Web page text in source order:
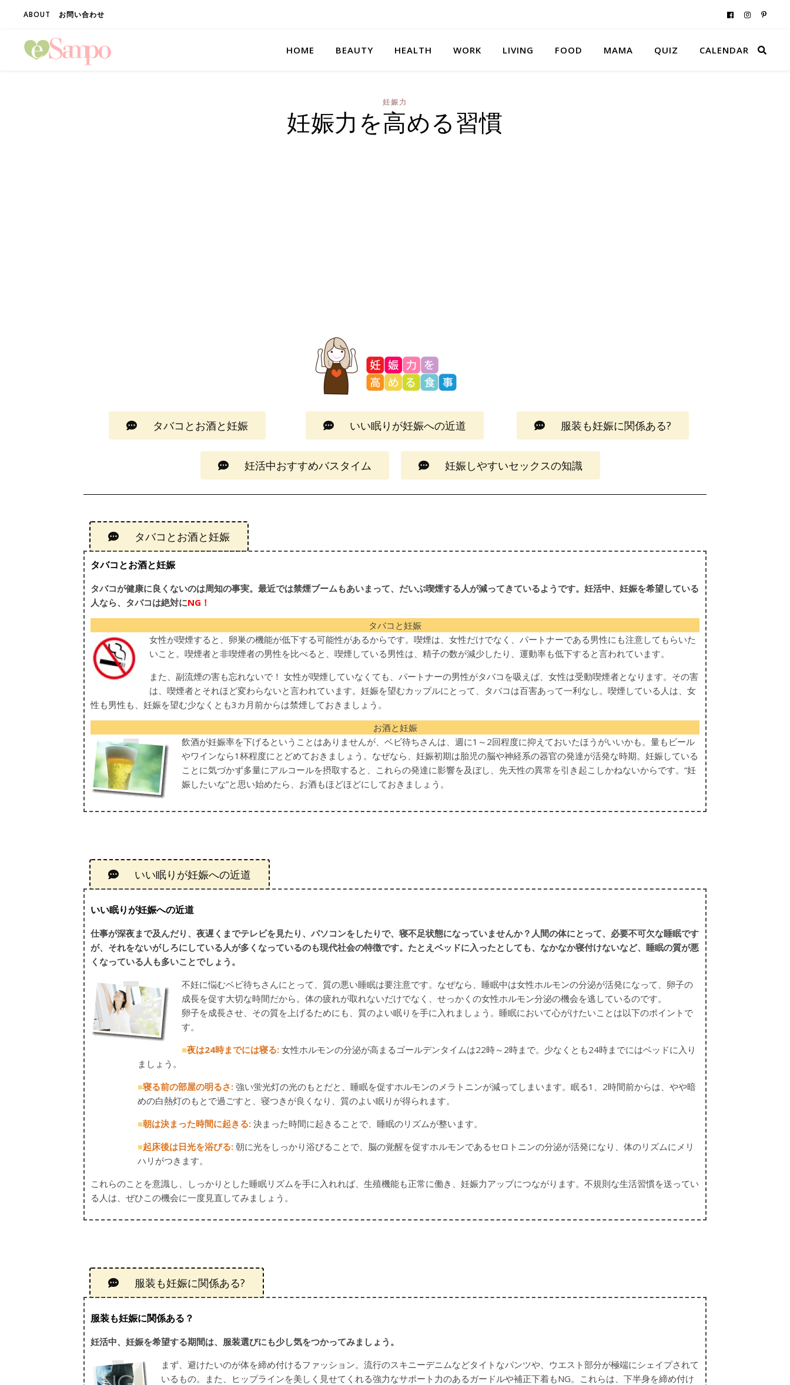
ABOUT お問い合わせ
HOME BEAUTY HEALTH WORK LIVING FOOD MAMA QUIZ CALENDAR
妊娠力
妊娠力を高める習慣
タバコとお酒と妊娠 いい眠りが妊娠への近道 服装も妊娠に関係ある?
妊活中おすすめバスタイム 妊娠しやすいセックスの知識
タバコとお酒と妊娠
タバコとお酒と妊娠
タバコが健康に良くないのは周知の事実。最近では禁煙ブームもあいまって、だいぶ喫煙する人が減ってきているようです。妊活中、妊娠を希望している
人なら、タバコは絶対にNG！
タバコと妊娠
女性が喫煙すると、卵巣の機能が低下する可能性があるからです。喫煙は、女性だけでなく、パートナーである男性にも注意してもらいた
いこと。喫煙者と非喫煙者の男性を比べると、喫煙している男性は、精子の数が減少したり、運動率も低下すると言われています。
また、副流煙の害も忘れないで！ 女性が喫煙していなくても、パートナーの男性がタバコを吸えば、女性は受動喫煙者となります。その害
は、喫煙者とそれほど変わらないと言われています。妊娠を望むカップルにとって、タバコは百害あって一利なし。喫煙している人は、女
性も男性も、妊娠を望む少なくとも3カ月前からは禁煙しておきましょう。
お酒と妊娠
飲酒が妊娠率を下げるということはありませんが、ベビ待ちさんは、週に1～2回程度に抑えておいたほうがいいかも。量もビール
やワインなら1杯程度にとどめておきましょう。なぜなら、妊娠初期は胎児の脳や神経系の器官の発達が活発な時期。妊娠している
ことに気づかず多量にアルコールを摂取すると、これらの発達に影響を及ぼし、先天性の異常を引き起こしかねないからです。“妊
娠したいな”と思い始めたら、お酒もほどほどにしておきましょう。
いい眠りが妊娠への近道
いい眠りが妊娠への近道
仕事が深夜まで及んだり、夜遅くまでテレビを見たり、パソコンをしたりで、寝不足状態になっていませんか？人間の体にとって、必要不可欠な睡眠です
が、それをないがしろにしている人が多くなっているのも現代社会の特徴です。たとえベッドに入ったとしても、なかなか寝付けないなど、睡眠の質が悪
くなっている人も多いことでしょう。
不妊に悩むベビ待ちさんにとって、質の悪い睡眠は要注意です。なぜなら、睡眠中は女性ホルモンの分泌が活発になって、卵子の
成長を促す大切な時間だから。体の疲れが取れないだけでなく、せっかくの女性ホルモン分泌の機会を逃しているのです。
卵子を成長させ、その質を上げるためにも、質のよい眠りを手に入れましょう。睡眠において心がけたいことは以下のポイントで
す。
■夜は24時までには寝る: 女性ホルモンの分泌が高まるゴールデンタイムは22時～2時まで。少なくとも24時までにはベッドに入り
ましょう。
■寝る前の部屋の明るさ: 強い蛍光灯の光のもとだと、睡眠を促すホルモンのメラトニンが減ってしまいます。眠る1、2時間前からは、やや暗
めの白熱灯のもとで過ごすと、寝つきが良くなり、質のよい眠りが得られます。
■朝は決まった時間に起きる: 決まった時間に起きることで、睡眠のリズムが整います。
■起床後は日光を浴びる: 朝に光をしっかり浴びることで、脳の覚醒を促すホルモンであるセロトニンの分泌が活発になり、体のリズムにメリ
ハリがつきます。
これらのことを意識し、しっかりとした睡眠リズムを手に入れれば、生殖機能も正常に働き、妊娠力アップにつながります。不規則な生活習慣を送ってい
る人は、ぜひこの機会に一度見直してみましょう。
服装も妊娠に関係ある?
服装も妊娠に関係ある？
妊活中、妊娠を希望する期間は、服装選びにも少し気をつかってみましょう。
まず、避けたいのが体を締め付けるファッション。流行のスキニーデニムなどタイトなパンツや、ウエスト部分が極端にシェイプされて
いるもの。また、ヒップラインを美しく見せてくれる強力なサポート力のあるガードルや補正下着もNG。これらは、下半身を締め付け